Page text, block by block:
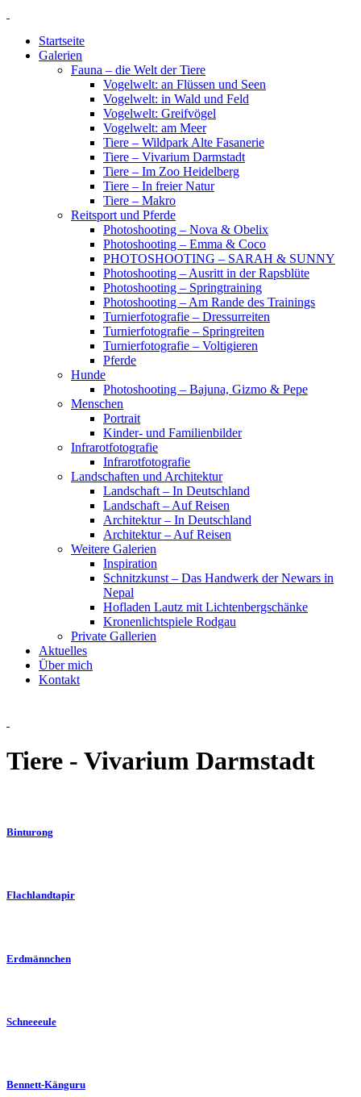
Startseite
Galerien
Fauna – die Welt der Tiere
Vogelwelt: an Flüssen und Seen
Vogelwelt: in Wald und Feld
Vogelwelt: Greifvögel
Vogelwelt: am Meer
Tiere – Wildpark Alte Fasanerie
Tiere – Vivarium Darmstadt
Tiere – Im Zoo Heidelberg
Tiere – In freier Natur
Tiere – Makro
Reitsport und Pferde
Photoshooting – Nova & Obelix
Photoshooting – Emma & Coco
PHOTOSHOOTING – SARAH & SUNNY
Photoshooting – Ausritt in der Rapsblüte
Photoshooting – Springtraining
Photoshooting – Am Rande des Trainings
Turnierfotografie – Dressurreiten
Turnierfotografie – Springreiten
Turnierfotografie – Voltigieren
Pferde
Hunde
Photoshooting – Bajuna, Gizmo & Pepe
Menschen
Portrait
Kinder- und Familienbilder
Infrarotfotografie
Infrarotfotografie
Landschaften und Architektur
Landschaft – In Deutschland
Landschaft – Auf Reisen
Architektur – In Deutschland
Architektur – Auf Reisen
Weitere Galerien
Inspiration
Schnitzkunst – Das Handwerk der Newars in
Nepal
Hofladen Lautz mit Lichtenbergschänke
Kronenlichtspiele Rodgau
Private Gallerien
Aktuelles
Über mich
Kontakt
Tiere - Vivarium Darmstadt
Binturong
Flachlandtapir
Erdmännchen
Schneeeule
Bennett-Känguru